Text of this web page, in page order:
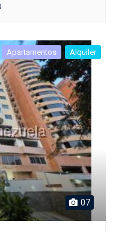
Apartamentos Alquiler
07